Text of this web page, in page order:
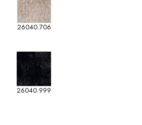
26040.706
26040.999